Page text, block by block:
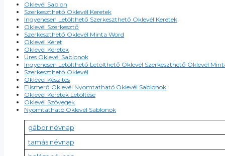
Oklevél Sablon
Szerkeszthető Oklevél Keretek
Ingyenesen Letölthető Szerkeszthető Oklevél Keretek
Oklevél Szerkesztő
Szerkeszthető Oklevél Minta Word
Oklevél Keret
Oklevél Keretek
Üres Oklevél Sablonok
Ingyenesen Letölthető Letölthető Oklevél Szerkeszthető Oklevél
Szerkeszthető Oklevél
Oklevél Készítés
Elismerő Oklevél Nyomtatható Oklevél Sablonok
Oklevél Keretek Letöltése
Oklevél Szövegek
Nyomtatható Oklevél Sablonok
gábor névnap
tamás névnap